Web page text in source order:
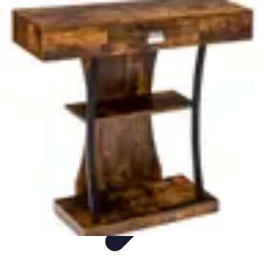
Aider les gens dans les démarches compliquées.
VoyageDroit Finance Démarches administrativesCarrière
Aider les gens dans les démarches compliquées.